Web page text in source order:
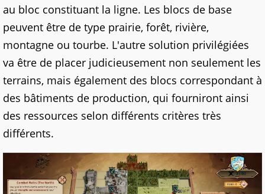
au bloc constituant la ligne. Les blocs de base
peuvent être de type prairie, forêt, rivière,
montagne ou tourbe. L'autre solution privilégiées
va être de placer judicieusement non seulement les
terrains, mais également des blocs correspondant à
des bâtiments de production, qui fourniront ainsi
des ressources selon différents critères très
différents.